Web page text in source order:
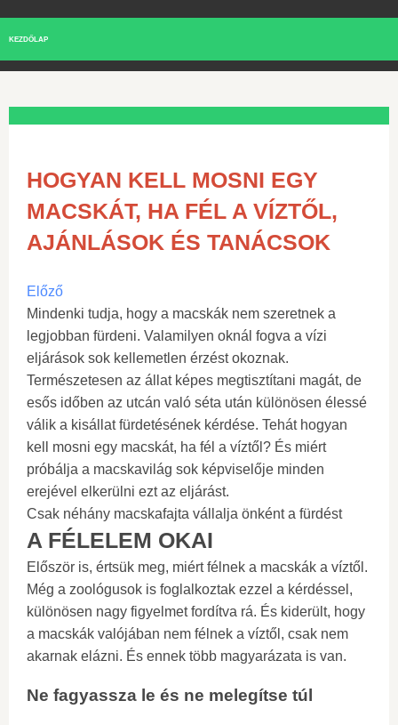
KEZDŐLAP
HOGYAN KELL MOSNI EGY
MACSKÁT, HA FÉL A VÍZTŐL,
AJÁNLÁSOK ÉS TANÁCSOK
Előző
Mindenki tudja, hogy a macskák nem szeretnek a
legjobban fürdeni. Valamilyen oknál fogva a vízi
eljárások sok kellemetlen érzést okoznak.
Természetesen az állat képes megtisztítani magát, de
esős időben az utcán való séta után különösen élessé
válik a kisállat fürdetésének kérdése. Tehát hogyan
kell mosni egy macskát, ha fél a víztől? És miért
próbálja a macskavilág sok képviselője minden
erejével elkerülni ezt az eljárást.
Csak néhány macskafajta vállalja önként a fürdést
A FÉLELEM OKAI
Először is, értsük meg, miért félnek a macskák a víztől.
Még a zoológusok is foglalkoztak ezzel a kérdéssel,
különösen nagy figyelmet fordítva rá. És kiderült, hogy
a macskák valójában nem félnek a víztől, csak nem
akarnak elázni. És ennek több magyarázata is van.
Ne fagyassza le és ne melegítse túl